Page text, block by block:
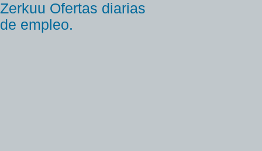
Zerkuu Ofertas diarias
de empleo.